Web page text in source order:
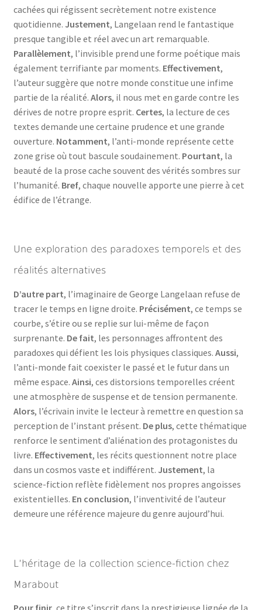
cachées qui régissent secrètement notre existence
quotidienne. Justement, Langelaan rend le fantastique
presque tangible et réel avec un art remarquable.
Parallèlement, l’invisible prend une forme poétique mais
également terrifiante par moments. Effectivement,
l’auteur suggère que notre monde constitue une infime
partie de la réalité. Alors, il nous met en garde contre les
dérives de notre propre esprit. Certes, la lecture de ces
textes demande une certaine prudence et une grande
ouverture. Notamment, l’anti-monde représente cette
zone grise où tout bascule soudainement. Pourtant, la
beauté de la prose cache souvent des vérités sombres sur
l’humanité. Bref, chaque nouvelle apporte une pierre à cet
édifice de l’étrange.
Une exploration des paradoxes temporels et des
réalités alternatives
D’autre part, l’imaginaire de George Langelaan refuse de
tracer le temps en ligne droite. Précisément, ce temps se
courbe, s’étire ou se replie sur lui-même de façon
surprenante. De fait, les personnages affrontent des
paradoxes qui défient les lois physiques classiques. Aussi,
l’anti-monde fait coexister le passé et le futur dans un
même espace. Ainsi, ces distorsions temporelles créent
une atmosphère de suspense et de tension permanente.
Alors, l’écrivain invite le lecteur à remettre en question sa
perception de l’instant présent. De plus, cette thématique
renforce le sentiment d’aliénation des protagonistes du
livre. Effectivement, les récits questionnent notre place
dans un cosmos vaste et indifférent. Justement, la
science-fiction reflète fidèlement nos propres angoisses
existentielles. En conclusion, l’inventivité de l’auteur
demeure une référence majeure du genre aujourd’hui.
L’héritage de la collection science-fiction chez
Marabout
Pour finir, ce titre s’inscrit dans la prestigieuse lignée de la